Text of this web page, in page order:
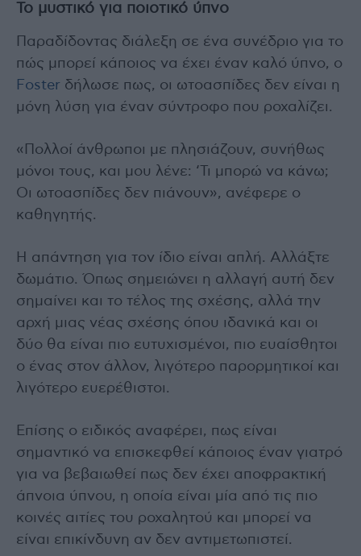
Το μυστικό για ποιοτικό ύπνο
Παραδίδοντας διάλεξη σε ένα συνέδριο για το
πώς μπορεί κάποιος να έχει έναν καλό ύπνο, ο
Foster δήλωσε πως, οι ωτοασπίδες δεν είναι η
μόνη λύση για έναν σύντροφο που ροχαλίζει.
«Πολλοί άνθρωποι με πλησιάζουν, συνήθως
μόνοι τους, και μου λένε: ‘Τι μπορώ να κάνω;
Οι ωτοασπίδες δεν πιάνουν», ανέφερε ο
καθηγητής.
Η απάντηση για τον ίδιο είναι απλή. Αλλάξτε
δωμάτιο. Όπως σημειώνει η αλλαγή αυτή δεν
σημαίνει και το τέλος της σχέσης, αλλά την
αρχή μιας νέας σχέσης όπου ιδανικά και οι
δύο θα είναι πιο ευτυχισμένοι, πιο ευαίσθητοι
ο ένας στον άλλον, λιγότερο παρορμητικοί και
λιγότερο ευερέθιστοι.
Επίσης ο ειδικός αναφέρει, πως είναι
σημαντικό να επισκεφθεί κάποιος έναν γιατρό
για να βεβαιωθεί πως δεν έχει αποφρακτική
άπνοια ύπνου, η οποία είναι μία από τις πιο
κοινές αιτίες του ροχαλητού και μπορεί να
είναι επικίνδυνη αν δεν αντιμετωπιστεί.